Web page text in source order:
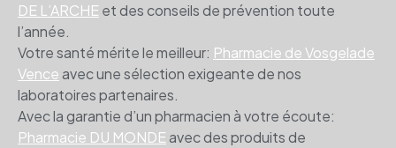
DE L’ARCHE et des conseils de prévention toute
l’année.
Votre santé mérite le meilleur: Pharmacie de Vosgelade
Venceavec une sélection exigeante de nos
laboratoires partenaires.
Avec la garantie d’un pharmacien à votre écoute:
Pharmacie DU MONDEavec des produits de